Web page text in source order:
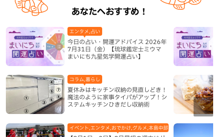
あなたへおすすめ！
今日の占い・開運アドバイス 2026年
7月31日（金）【琉球鑑定士ミウマ
まいにち九星気学開運占い】
エンタメ,占い
夏休みはキッチン収納の見直しどき！
魔法のように家事タイパがアップ！シ
ステムキッチンひきだし収納術
コラム,暮らし
イベント,エンタメ,おでかけ,グルメ,本島中部,本島北部,本島南部